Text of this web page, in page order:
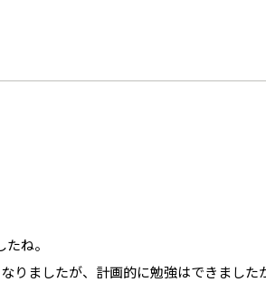
ね。
りましたが、計画的に勉強はできました